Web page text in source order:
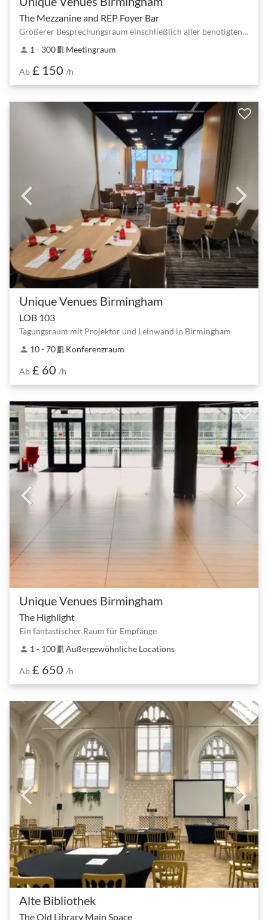
The Mezzanine and REP Foyer Bar
Größerer Besprechungsraum einschließlich aller benötigten Technik
person 1 - 300meeting_room Meetingraum
Ab £ 150 /h
Unique Venues Birmingham
LOB 103
Tagungsraum mit Projektor und Leinwand in Birmingham
person 10 - 70meeting_room Konferenzraum
Ab £ 60 /h
Unique Venues Birmingham
The Highlight
Ein fantastischer Raum für Empfänge
person 1 - 100meeting_room Außergewöhnliche Locations
Ab £ 650 /h
Alte Bibliothek
The Old Library Main Space